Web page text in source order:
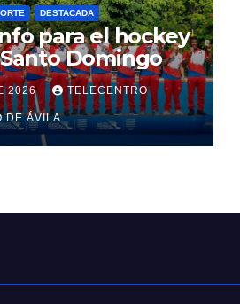
DESTACADA
para el hockey
Domingo
2026 TELECENTRO
DE ÁVILA